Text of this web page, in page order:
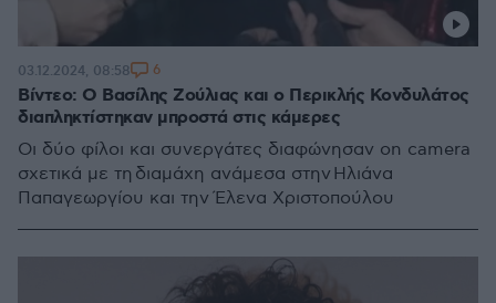
Βίντεο: Ο Βασίλης Ζούλιας και ο Περικλής Κονδυλάτος
διαπληκτίστηκαν μπροστά στις κάμερες
Οι δύο φίλοι και συνεργάτες διαφώνησαν on camera
σχετικά με τη διαμάχη ανάμεσα στην Ηλιάνα
Παπαγεωργίου και την Έλενα Χριστοπούλου
03.12.2024, 08:58 6